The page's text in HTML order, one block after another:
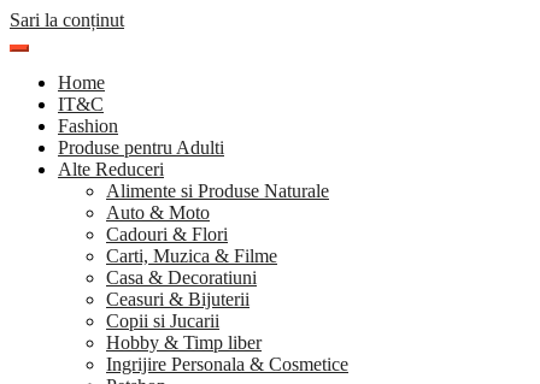
Sari la conținut
Home
IT&C
Fashion
Produse pentru Adulti
Alte Reduceri
Alimente si Produse Naturale
Auto & Moto
Cadouri & Flori
Carti, Muzica & Filme
Casa & Decoratiuni
Ceasuri & Bijuterii
Copii si Jucarii
Hobby & Timp liber
Ingrijire Personala & Cosmetice